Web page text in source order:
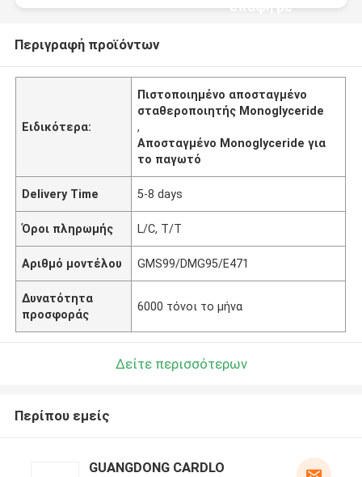
επαφή με
Περιγραφή προϊόντων
Ειδικότερα:
Πιστοποιημένο αποσταγμένο
σταθεροποιητής Monoglyceride
,
Αποσταγμένο Monoglyceride για
το παγωτό
Delivery Time 5-8 days
Όροι πληρωμής L/C, T/T
Αριθμό μοντέλου GMS99/DMG95/E471
Δυνατότητα
προσφοράς
6000 τόνοι το μήνα
Δείτε περισσότερων
Περίπου εμείς
GUANGDONG CARDLO